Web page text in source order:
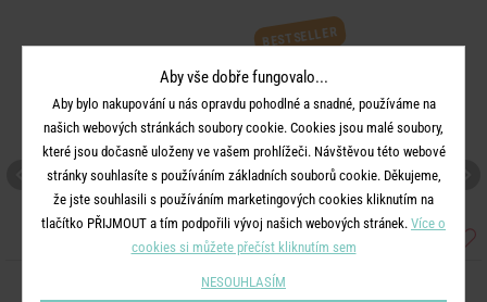
BESTSELLER
Aby vše dobře fungovalo...
Aby bylo nakupování u nás opravdu pohodlné a snadné, používáme na
našich webových stránkách soubory cookie. Cookies jsou malé soubory,
které jsou dočasně uloženy ve vašem prohlížeči. Návštěvou této webové
stránky souhlasíte s používáním základních souborů cookie. Děkujeme,
že jste souhlasili s používáním marketingových cookies kliknutím na
tlačítko PŘIJMOUT a tím podpořili vývoj našich webových stránek. Více o
cookies si můžete přečíst kliknutím sem
NESOUHLASÍM